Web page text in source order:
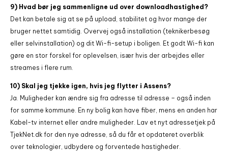
9) Hvad bør jeg sammenligne ud over downloadhastighed?
Det kan betale sig at se på upload, stabilitet og hvor mange der
bruger nettet samtidig. Overvej også installation (teknikerbesøg
eller selvinstallation) og dit Wi-fi-setup i boligen. Et godt Wi-fi kan
gøre en stor forskel for oplevelsen, især hvis der arbejdes eller
streames i flere rum.
10) Skal jeg tjekke igen, hvis jeg flytter i Assens?
Ja. Muligheder kan ændre sig fra adresse til adresse – også inden
for samme kommune. En ny bolig kan have fiber, mens en anden har
Kabel-tv internet eller andre muligheder. Lav et nyt adressetjek på
TjekNet.dk for den nye adresse, så du får et opdateret overblik
over teknologier, udbydere og forventede hastigheder.